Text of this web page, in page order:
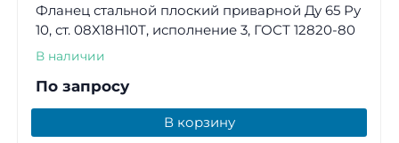
Фланец стальной плоский приварной Ду 65 Ру
10, ст. 08Х18Н10Т, исполнение 3, ГОСТ 12820-80
В наличии
По запросу
В корзину